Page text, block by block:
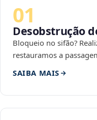
01
Desobstrução
Bloqueio no sifão?
restauramos a
SAIBA MAIS